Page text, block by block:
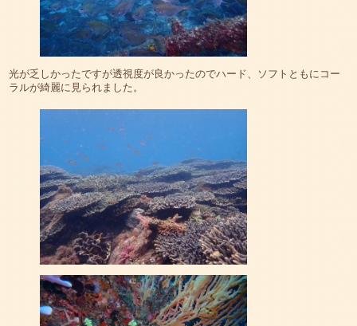
光が乏しかったですが透視度が良かったのでハード、ソフトともにコー
ラルが綺麗に見られました。